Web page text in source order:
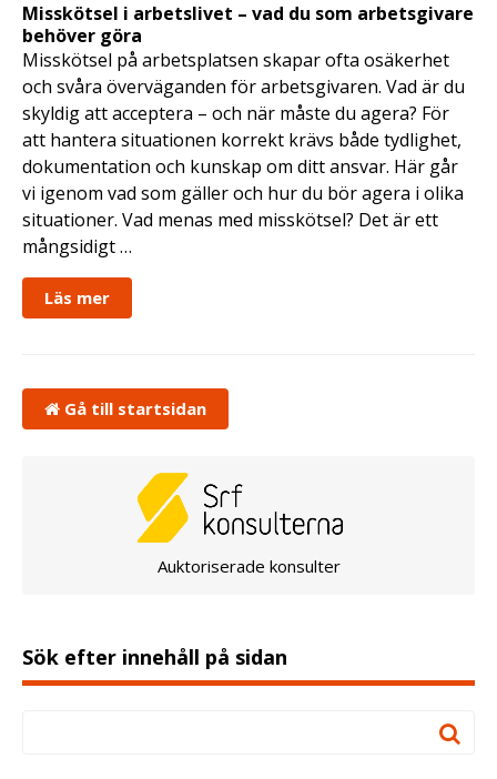
Misskötsel i arbetslivet – vad du som arbetsgivare
behöver göra
Misskötsel på arbetsplatsen skapar ofta osäkerhet
och svåra överväganden för arbetsgivaren. Vad är du
skyldig att acceptera – och när måste du agera? För
att hantera situationen korrekt krävs både tydlighet,
dokumentation och kunskap om ditt ansvar. Här går
vi igenom vad som gäller och hur du bör agera i olika
situationer. Vad menas med misskötsel? Det är ett
mångsidigt …
Läs mer
Gå till startsidan
Auktoriserade konsulter
Sök efter innehåll på sidan